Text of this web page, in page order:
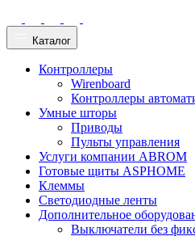
Каталог
Контроллеры
Wirenboard
Контроллеры
Умные шторы
Приводы
Пульты управления
Услуги компании ABROM
Готовые щиты ASPHOME
Клеммы
Светодиодные ленты
Дополнительное
Выключатели без